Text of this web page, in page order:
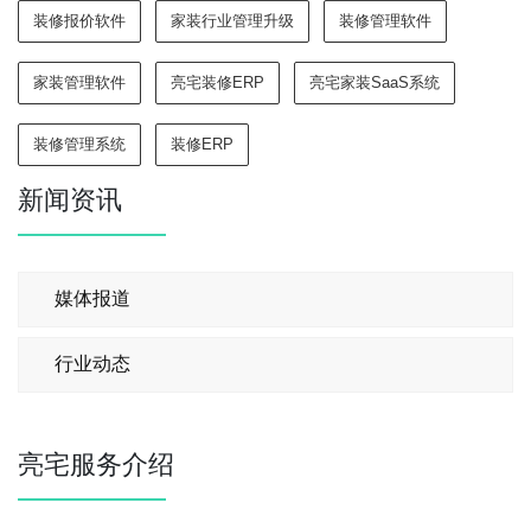
装修报价软件 家装行业管理升级 装修管理软件
家装管理软件 亮宅装修ERP 亮宅家装SaaS系统
装修管理系统 装修ERP
新闻资讯
媒体报道
行业动态
亮宅服务介绍